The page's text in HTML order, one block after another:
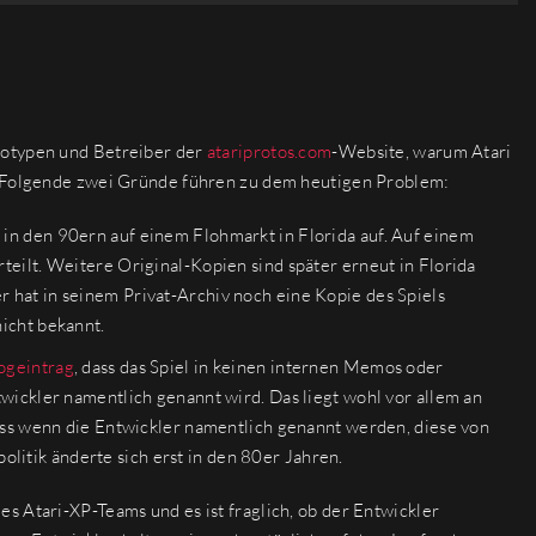
und Betreiber der atariprotos.com-Website, warum Atari
zwei Gründe führen zu dem heutigen Problem:
den 90ern auf einem Flohmarkt in Florida auf. Auf einem
Weitere Original-Kopien sind später erneut in Florida
in seinem Privat-Archiv noch eine Kopie des Spiels
bekannt.
, dass das Spiel in keinen internen Memos oder
namentlich genannt wird. Das liegt wohl vor allem an
wenn die Entwickler namentlich genannt werden, diese von
änderte sich erst in den 80er Jahren.
Atari-XP-Teams und es ist fraglich, ob der Entwickler